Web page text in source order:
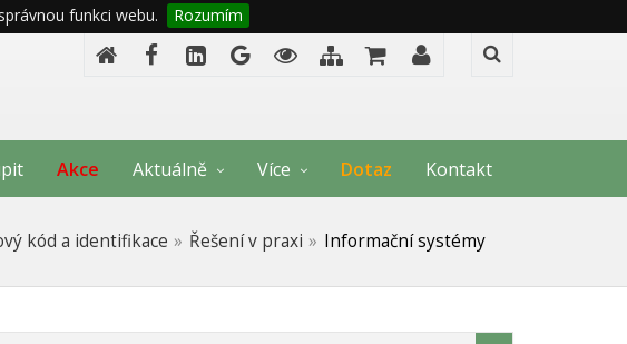
funkci webu. Rozumím
Akce Aktuálně Více Dotaz Kontakt
kód a identifikace Řešení v praxi Informační systémy